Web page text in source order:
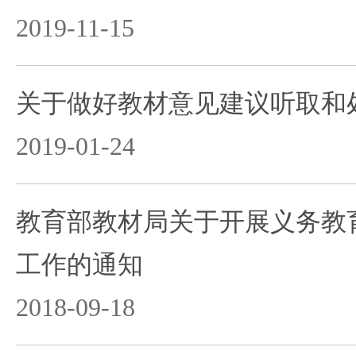
2019-11-15
关于做好教材意见建议听取
2019-01-24
教育部教材局关于开展义务
工作的通知
2018-09-18